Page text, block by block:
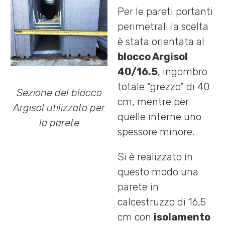
Sezione del blocco
Argisol utilizzato per
la parete
Per le pareti portanti
perimetrali la scelta
è stata orientata al
blocco Argisol
40/16.5, ingombro
totale “grezzo” di 40
cm, mentre per
quelle interne uno
spessore minore.
Si è realizzato in
questo modo una
parete in
calcestruzzo di 16,5
cm con isolamento